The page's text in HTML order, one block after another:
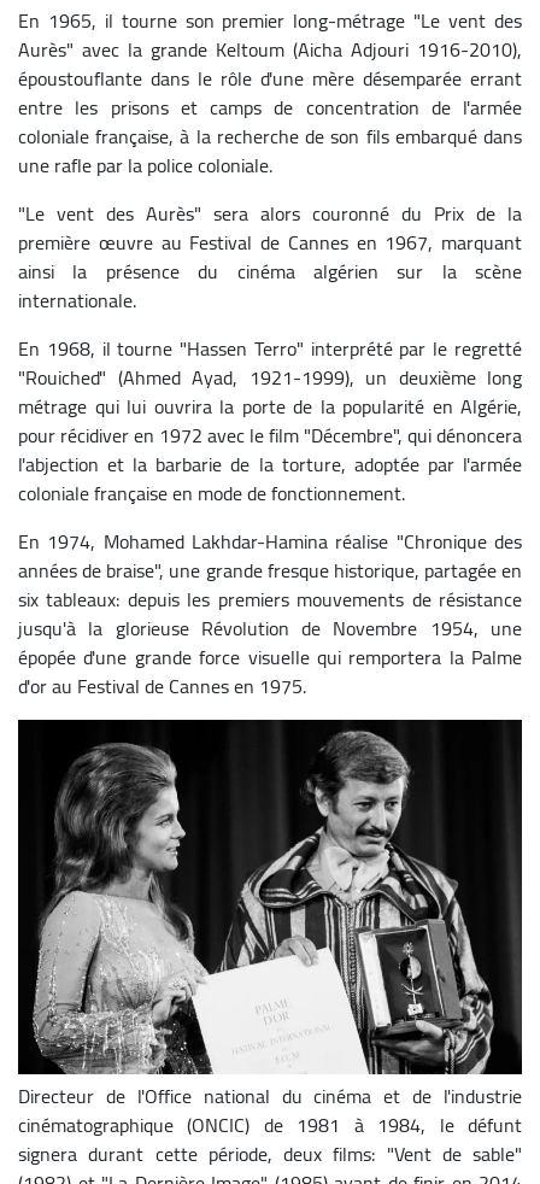
En 1965, il tourne son premier long-métrage "Le vent des
Aurès" avec la grande Keltoum (Aicha Adjouri 1916-2010),
époustouflante dans le rôle d'une mère désemparée errant
entre les prisons et camps de concentration de l'armée
coloniale française, à la recherche de son fils embarqué dans
une rafle par la police coloniale.
"Le vent des Aurès" sera alors couronné du Prix de la
première œuvre au Festival de Cannes en 1967, marquant
ainsi la présence du cinéma algérien sur la scène
internationale.
En 1968, il tourne "Hassen Terro" interprété par le regretté
"Rouiched" (Ahmed Ayad, 1921-1999), un deuxième long
métrage qui lui ouvrira la porte de la popularité en Algérie,
pour récidiver en 1972 avec le film "Décembre", qui dénoncera
l'abjection et la barbarie de la torture, adoptée par l'armée
coloniale française en mode de fonctionnement.
En 1974, Mohamed Lakhdar-Hamina réalise "Chronique des
années de braise", une grande fresque historique, partagée en
six tableaux: depuis les premiers mouvements de résistance
jusqu'à la glorieuse Révolution de Novembre 1954, une
épopée d'une grande force visuelle qui remportera la Palme
d'or au Festival de Cannes en 1975.
Directeur de l'Office national du cinéma et de l'industrie
cinématographique (ONCIC) de 1981 à 1984, le défunt
signera durant cette période, deux films: "Vent de sable"